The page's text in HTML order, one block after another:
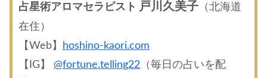
占星術アロマセラピスト 戸川久美子 （北海道
在住）
【Web】
hoshino-kaori.com
【IG】 @fortune.telling22 （毎日の占いを配